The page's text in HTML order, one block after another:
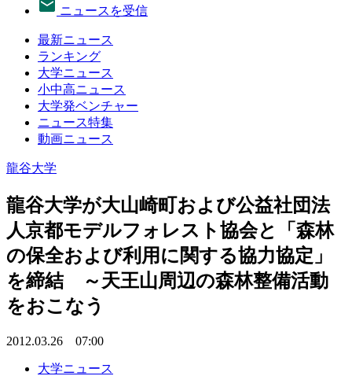
ニュースを受信
最新ニュース
ランキング
大学ニュース
小中高ニュース
大学発ベンチャー
ニュース特集
動画ニュース
龍谷大学
龍谷大学が大山崎町および公益社団法
人京都モデルフォレスト協会と「森林
の保全および利用に関する協力協定」
を締結 ～天王山周辺の森林整備活動
をおこなう
2012.03.26 07:00
大学ニュース